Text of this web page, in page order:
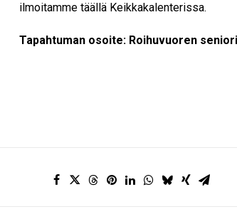
ilmoitamme täällä Keikkakalenterissa.
Tapahtuman osoite: Roihuvuoren